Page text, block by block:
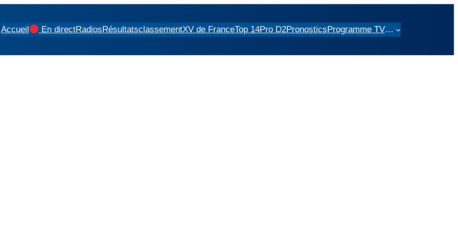
Accueil En directRadiosRésultatsclassementXV de FranceTop 14Pro D2PronosticsProgramme TV…